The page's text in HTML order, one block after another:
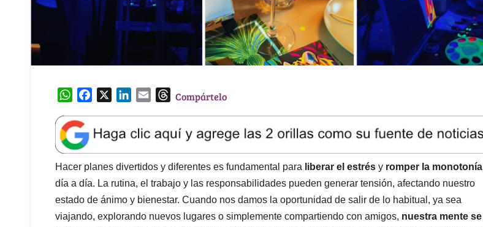
W
a
t
s
A
p
p
e
b
o
o
k
k
e
d
I
n
l
T
e
a
d
s
Compártelo
Hacer planes divertidos y diferentes es fundamental para liberar el estrés y romper la monotonía
día a día. La rutina, el trabajo y las responsabilidades pueden generar tensión, afectando nuestro
estado de ánimo y bienestar. Cuando nos damos la oportunidad de salir de lo habitual, ya sea
viajando, explorando nuevos lugares o simplemente compartiendo con amigos, nuestra mente se